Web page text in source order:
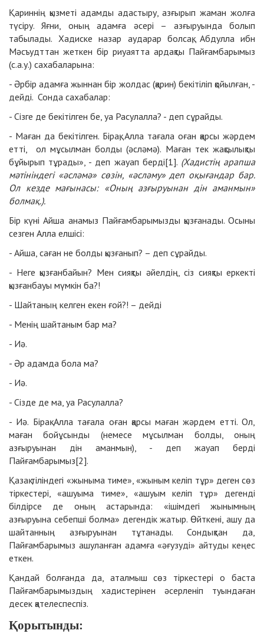
Қариннің қызметі адамды адастыру, азғырып жаман жолға
түсіру. Яғни, оның адамға әсері – азғыруында болып
табылады. Хадиске назар аударар болсақ, Абдулла ибн
Мәсъудттан жеткен бір риуаятта ардақты Пайғамбарымыз
(с.а.у.) сахабаларына:
- Әрбір адамға жыннан бір жолдас (қарин) бекітіліп қойылған, -
дейді. Сонда сахабалар:
- Сізге де бекітілген бе, уа Расулалла? - деп сұрайды.
- Маған да бекітілген. Бірақ, Алла тағала оған қарсы жәрдем
етті, ол мұсылман болды (әсләмә). Маған тек жақсылықты
бұйырып тұрады», - деп жауап берді[1]. (Хадистің арапша
мәтініндегі «әсләмә» сөзін, «әсләму» деп оқығандар бар.
Ол кезде мағынасы: «Оның азғыруынан дін аманмын»
болмақ.).
Бір күні Айша анамыз Пайғамбарымызды қызғанады. Осыны
сезген Алла елшісі:
- Айша, саған не болды қызғанып? – деп сұрайды.
- Неге қызғанбайын? Мен сияқты әйелдің, сіз сияқты еркекті
қызғанбауы мүмкін ба?!
- Шайтаның келген екен ғой?! – дейді
- Менің шайтаным бар ма?
- Иә.
- Әр адамда бола ма?
- Иә.
- Сізде де ма, уа Расулалла?
- Иә. Бірақ Алла тағала оған қарсы маған жәрдем етті. Ол,
маған бойұсынды (немесе мұсылман болды, оның
азғыруынан дін аманмын), - деп жауап берді
Пайғамбарымыз[2].
Қазақ тіліндегі «жыныма тиме», «жыным келіп тұр» деген сөз
тіркестері, «ашуыма тиме», «ашуым келіп тұр» дегенді
білдірсе де оның астарында: «ішімдегі жынымның
азғыруына себепші болма» дегендік жатыр. Өйткені, ашу да
шайтанның азғыруынан тұтанады. Сондықтан да,
Пайғамбарымыз ашуланған адамға «әғузуді» айтуды кеңес
еткен.
Қандай болғанда да, аталмыш сөз тіркестері о баста
Пайғамбарымыздың хадистерінен әсерленіп туындаған
десек қателеспеспіз.
Қорытынды: